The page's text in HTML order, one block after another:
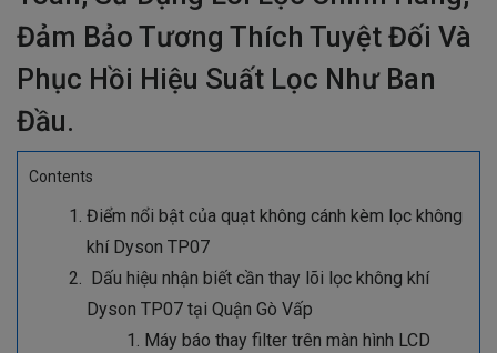
Đảm Bảo Tương Thích Tuyệt Đối Và
Phục Hồi Hiệu Suất Lọc Như Ban
Đầu.
Contents
Điểm nổi bật của quạt không cánh kèm lọc không
khí Dyson TP07
​​​​​​​Dấu hiệu nhận biết cần thay lõi lọc không khí
Dyson TP07 tại Quận Gò Vấp
Máy báo thay filter trên màn hình LCD